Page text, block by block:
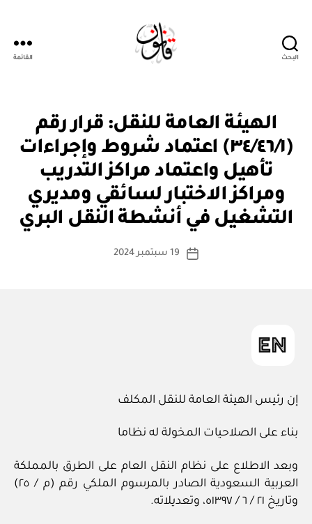
البحث القائمة
التصنيفات
الهيئة العامة للنقل: قرار رقم
(٣٤/٤٦/١) اعتماد شروط وإجراءات
تأهيل واعتماد مراكز التدريب
ومراكز الاختبار لسائقي ومديري
التشغيل في أنشطة النقل البري
كاتب
بو
ا
س
ة
تاريخ
19 سبتمبر 2024
إن رئيس الهيئة العامة للنقل المكلف
بناء على الصلاحيات المخولة له نظاما
وبعد الاطلاع على نظام النقل العام على الطرق بالمملكة
العربية السعودية الصادر بالمرسوم الملكي رقم (م / ٢٥)
وتاريخ ٢١ / ٦ / ١٣٩٧ه، وتعديلاته.